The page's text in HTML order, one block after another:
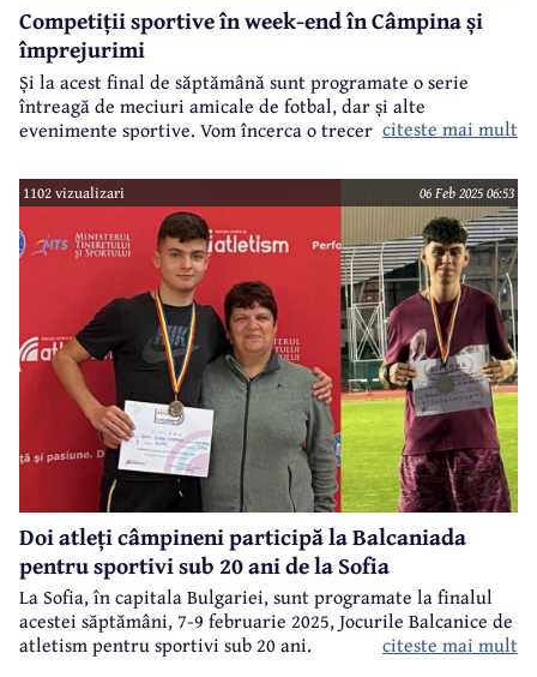
Competiții sportive în week-end în Câmpina și
împrejurimi
Și la acest final de săptămână sunt programate o serie
întreagă de meciuri amicale de fotbal, dar și alte
evenimente sportive. Vom încerca o trecere în revistă a
citeste mai mult
1102 vizualizari 06 Feb 2025 06:53
Doi atleți câmpineni participă la Balcaniada
pentru sportivi sub 20 ani de la Sofia
La Sofia, în capitala Bulgariei, sunt programate la finalul
acestei săptămâni, 7-9 februarie 2025, Jocurile Balcanice de
atletism pentru sportivi sub 20 ani.
citeste mai mult